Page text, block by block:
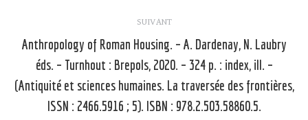
SUIVANT
Article
suivant
:
Anthropology of Roman Housing. – A. Dardenay, N. Laubry
éds. – Turnhout : Brepols, 2020. – 324 p. : index, ill. –
(Antiquité et sciences humaines. La traversée des frontières,
ISSN : 2466.5916 ; 5). ISBN : 978.2.503.58860.5.